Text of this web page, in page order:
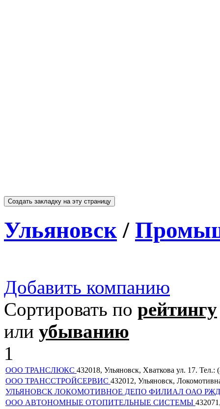
Ульяновск /
Добавить компанию
Сортировать по рейтингу
или убыванию
1
ООО ТРАНСЛЮКС 432018, Ульяновск, Хваткова ул. 17. Тел.:
ООО ТРАНССТРОЙСЕРВИС 432012, Ульяновск,
УЛЬЯНОВСК ЛОКОМОТИВНОЕ ДЕПО ФИЛИАЛ ОАО
ООО АВТОНОМНЫЕ ОТОПИТЕЛЬНЫЕ СИСТЕМЫ